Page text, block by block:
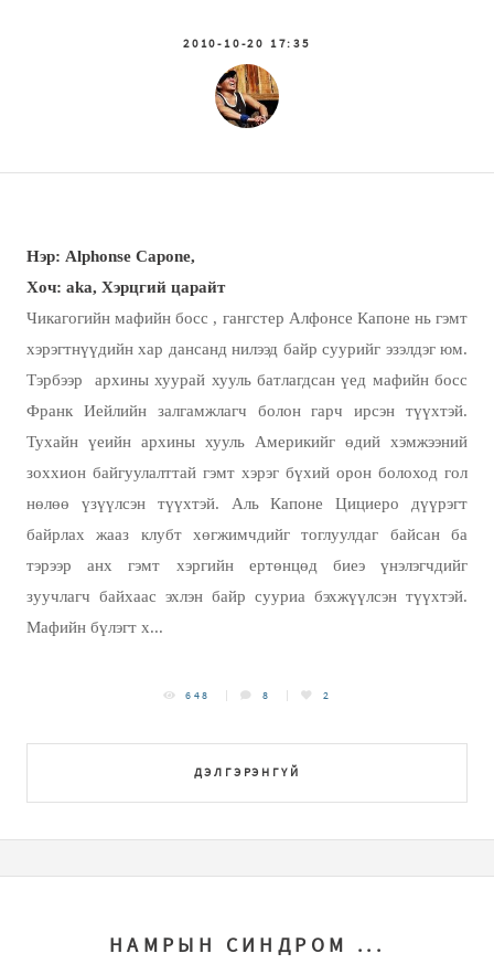
2010-10-20 17:35
Нэр: Аlphonse Capone,
Хоч: aka, Хэрцгий царайт
Чикагогийн мафийн босс , гангстер Алфонсе Капоне нь гэмт
хэрэгтнүүдийн хар дансанд нилээд байр суурийг эзэлдэг юм.
Тэрбээр архины хуурай хууль батлагдсан үед мафийн босс
Франк Иейлийн залгамжлагч болон гарч ирсэн түүхтэй.
Тухайн үеийн архины хууль Америкийг өдий хэмжээний
зоххион байгуулалттай гэмт хэрэг бүхий орон болоход гол
нөлөө үзүүлсэн түүхтэй. Аль Капоне Цициеро дүүрэгт
байрлах жааз клубт хөгжимчдийг тоглуулдаг байсан ба
тэрээр анх гэмт хэргийн ертөнцөд биеэ үнэлэгчдийг
зуучлагч байхаас эхлэн байр сууриа бэхжүүлсэн түүхтэй.
Мафийн бүлэгт х...
ДЭЛГЭРЭНГҮЙ
648 8 2
НАМРЫН СИНДРОМ ...